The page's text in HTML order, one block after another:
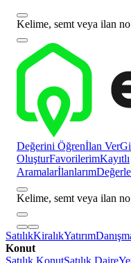
Kelime, semt veya ilan
Değerini Öğrenİlan Ver
OluşturFavorilerimKayıtlı
Aramalarİlanlarım
Kelime, semt veya ilan
SatılıkKiralıkYatırım
Konut
Satılık KonutSatılık Daire